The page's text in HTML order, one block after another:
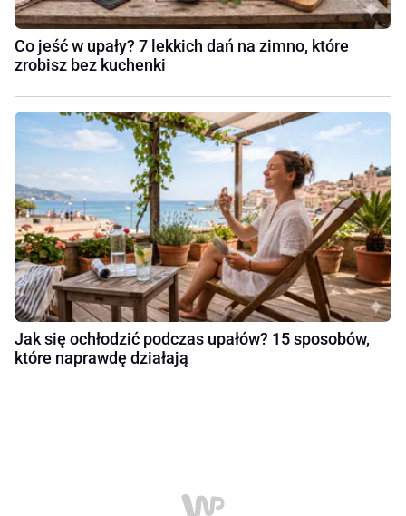
Co jeść w upały? 7 lekkich dań na zimno, które
zrobisz bez kuchenki
Jak się ochłodzić podczas upałów? 15 sposobów,
które naprawdę działają